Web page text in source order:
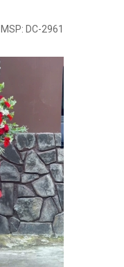
MSP: DC-2961